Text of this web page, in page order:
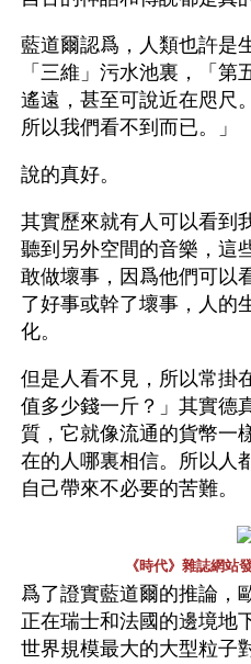
藍道爾認爲，人類也許是
「三維」污水池裏，「
遙遠，甚至可說近在咫尺
所以我們看不到而已。」
說的真好。
其實歷來就有人可以看到
聽到另外空間的音樂，這
敢做壞事，因爲他們可以
了好事或幹了壞事，人的
化。
但是人看不見，所以常掛
值多少錢一斤？」其實德
質，它就像流通的貨幣一
在的人哪裏相信。所以人
自己帶來不必要的苦難。
《時代》雜誌網站
爲了證實藍道爾的推論，
正在瑞士和法國的邊境地
世界規模最大的大型粒子